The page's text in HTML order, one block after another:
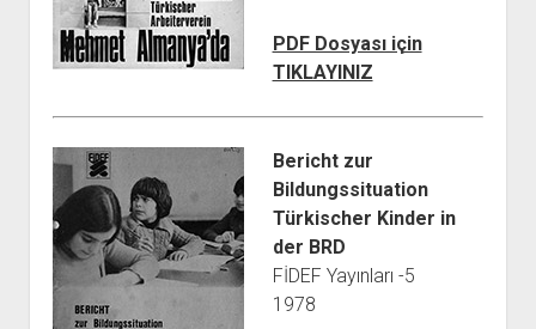
PDF Dosyası için
TIKLAYINIZ
Bericht zur
Bildungssituation
Türkischer Kinder in
der BRD
FİDEF Yayınları -5
1978